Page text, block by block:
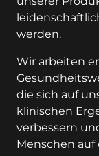
werden.
Wir arbeiten
die sich auf
klinischen
verbessern
Menschen auf